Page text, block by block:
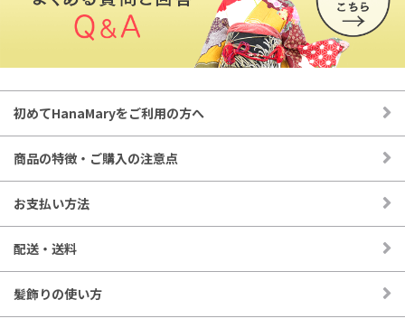
初めてHanaMaryをご利用の方へ
商品の特徴・ご購入の注意点
お支払い方法
配送・送料
髪飾りの使い方